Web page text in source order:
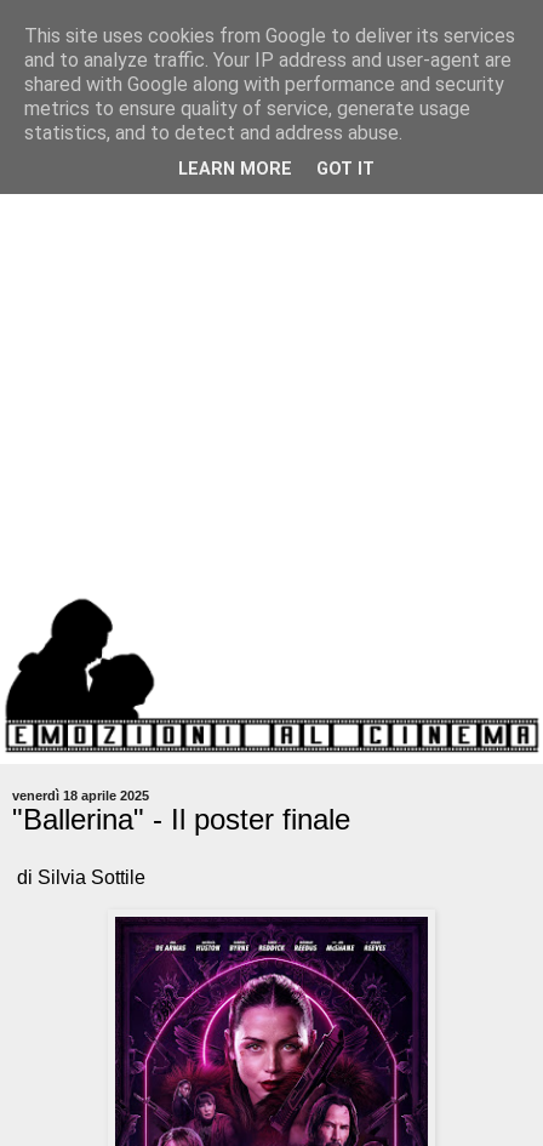
venerdì 18 aprile 2025
"Ballerina" - Il poster finale
di Silvia Sottile
This site uses cookies from Google to deliver its services
and to analyze traffic. Your IP address and user-agent are
shared with Google along with performance and security
metrics to ensure quality of service, generate usage
statistics, and to detect and address abuse.
LEARN MORE GOT IT